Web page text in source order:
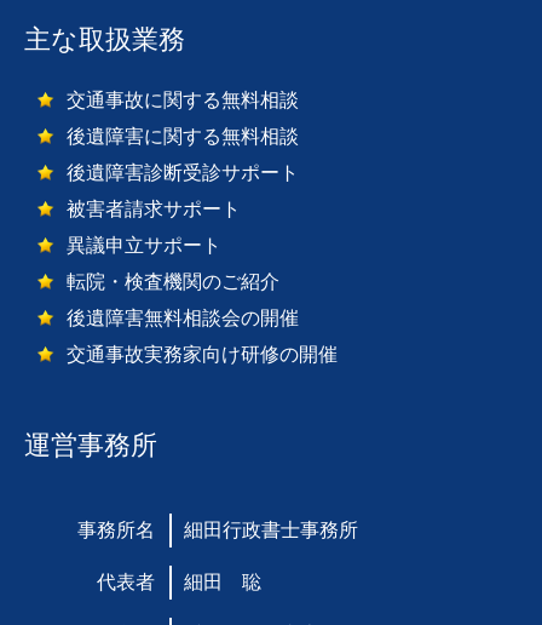
主な取扱業務
交通事故に関する無料相談
後遺障害に関する無料相談
後遺障害診断受診サポート
被害者請求サポート
異議申立サポート
転院・検査機関のご紹介
後遺障害無料相談会の開催
交通事故実務家向け研修の開催
運営事務所
事務所名 細田行政書士事務所
代表者 細田 聡